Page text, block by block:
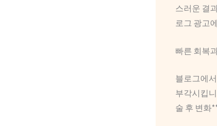
스러운 결
로그 광고
빠른 회복
블로그에
부각시킵
술 후 변화